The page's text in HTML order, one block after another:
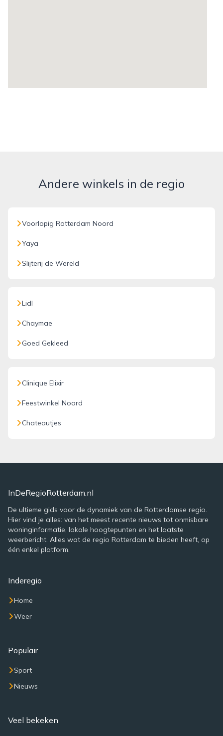
Andere winkels in de regio
Voorlopig Rotterdam Noord
Yaya
Slijterij de Wereld
Lidl
Chaymae
Goed Gekleed
Clinique Elixir
Feestwinkel Noord
Chateautjes
InDeRegioRotterdam.nl
De ultieme gids voor de dynamiek van de Rotterdamse regio.
Hier vind je alles: van het meest recente nieuws tot onmisbare
woninginformatie, lokale hoogtepunten en het laatste
weerbericht. Alles wat de regio Rotterdam te bieden heeft, op
één enkel platform.
Inderegio
Home
Weer
Populair
Sport
Nieuws
Veel bekeken